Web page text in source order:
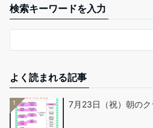
検索キーワードを入力
よく読まれる記事
1 7月23日（祝）朝のク